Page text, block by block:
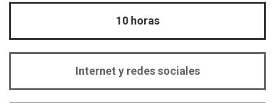
10 horas
Internet y redes sociales